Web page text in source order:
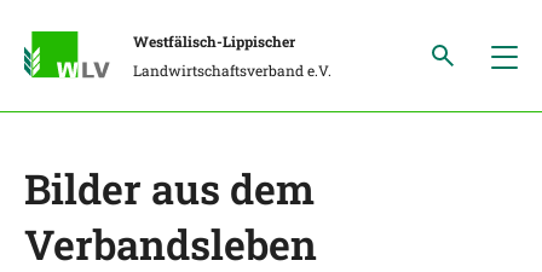
Westfälisch-Lippischer
Landwirtschaftsverband e.V.
Bilder aus dem
Verbandsleben